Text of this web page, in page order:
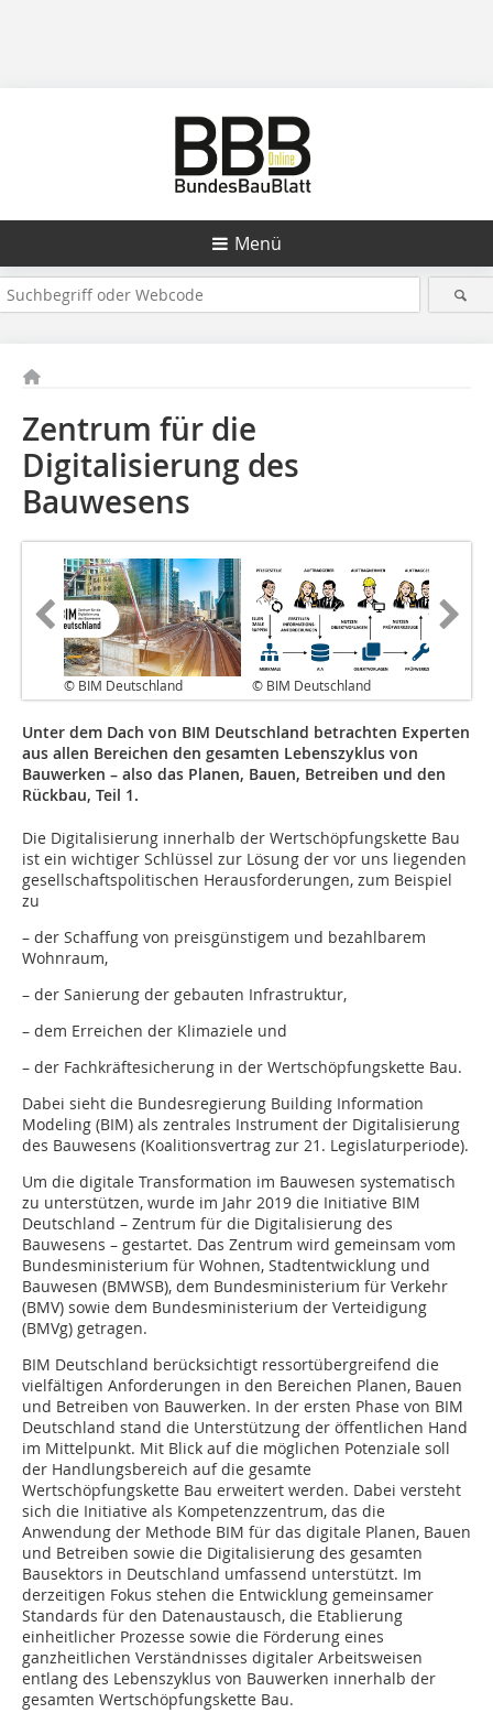
Menü
Zentrum für die
Digitalisierung des
Bauwesens
© BIM Deutschland © BIM Deutschland
Unter dem Dach von BIM Deutschland betrachten Experten
aus allen Bereichen den gesamten Lebenszyklus von
Bauwerken – also das Planen, Bauen, Betreiben und den
Rückbau, Teil 1.
Die Digitalisierung innerhalb der Wertschöpfungskette Bau
ist ein wichtiger Schlüssel zur Lösung der vor uns liegenden
gesellschaftspolitischen Herausforderungen, zum Beispiel
zu
– der Schaffung von preisgünstigem und bezahlbarem
Wohnraum,
– der Sanierung der gebauten Infrastruktur,
– dem Erreichen der Klimaziele und
– der Fachkräftesicherung in der Wertschöpfungskette Bau.
Dabei sieht die Bundesregierung Building Information
Modeling (BIM) als zentrales Instrument der Digitalisierung
des Bauwesens (Koalitionsvertrag zur 21. Legislaturperiode).
Um die digitale Transformation im Bauwesen systematisch
zu unterstützen, wurde im Jahr 2019 die Initiative BIM
Deutschland – Zentrum für die Digitalisierung des
Bauwesens – gestartet. Das Zentrum wird gemeinsam vom
Bundesministerium für Wohnen, Stadtentwicklung und
Bauwesen (BMWSB), dem Bundesministerium für Verkehr
(BMV) sowie dem Bundesministerium der Verteidigung
(BMVg) getragen.
BIM Deutschland berücksichtigt ressortübergreifend die
vielfältigen Anforderungen in den Bereichen Planen, Bauen
und Betreiben von Bauwerken. In der ersten Phase von BIM
Deutschland stand die Unterstützung der öffentlichen Hand
im Mittelpunkt. Mit Blick auf die möglichen Potenziale soll
der Handlungsbereich auf die gesamte
Wertschöpfungskette Bau erweitert werden. Dabei versteht
sich die Initiative als Kompetenzzentrum, das die
Anwendung der Methode BIM für das digitale Planen, Bauen
und Betreiben sowie die Digitalisierung des gesamten
Bausektors in Deutschland umfassend unterstützt. Im
derzeitigen Fokus stehen die Entwicklung gemeinsamer
Standards für den Datenaustausch, die Etablierung
einheitlicher Prozesse sowie die Förderung eines
ganzheitlichen Verständnisses digitaler Arbeitsweisen
entlang des Lebenszyklus von Bauwerken innerhalb der
gesamten Wertschöpfungskette Bau.